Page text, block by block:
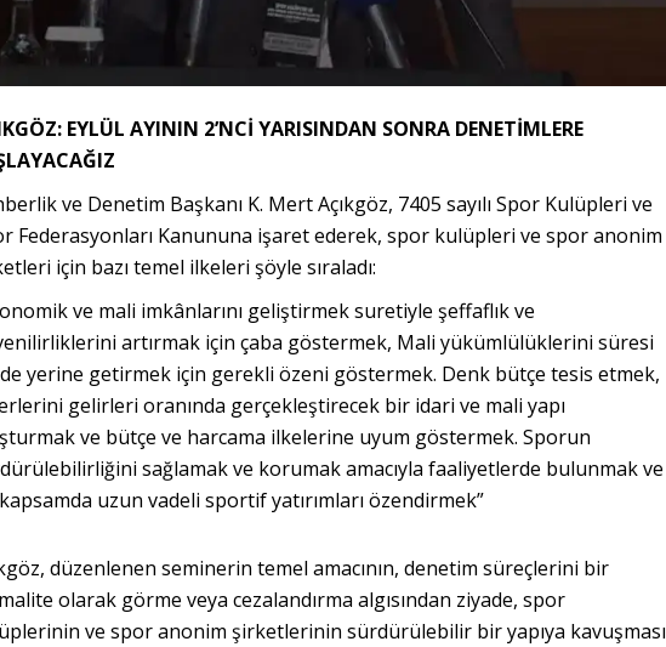
EYLÜL AYININ 2’NCİ YARISINDAN SONRA DENETİMLERE
ve Denetim Başkanı K. Mert Açıkgöz, 7405 sayılı Spor Kulüpleri ve
Federasyonları Kanununa işaret ederek, spor kulüpleri ve spor anonim
için bazı temel ilkeleri şöyle sıraladı:
ve mali imkânlarını geliştirmek suretiyle şeffaflık ve
artırmak için çaba göstermek, Mali yükümlülüklerini süresi
yerine getirmek için gerekli özeni göstermek. Denk bütçe tesis etmek,
gelirleri oranında gerçekleştirecek bir idari ve mali yapı
ve bütçe ve harcama ilkelerine uyum göstermek. Sporun
sağlamak ve korumak amacıyla faaliyetlerde bulunmak ve
uzun vadeli sportif yatırımları özendirmek”
düzenlenen seminerin temel amacının, denetim süreçlerini bir
olarak görme veya cezalandırma algısından ziyade, spor
ve spor anonim şirketlerinin sürdürülebilir bir yapıya kavuşması